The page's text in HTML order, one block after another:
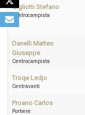
Gigliotti Stefano
Centrocampista
Danelli Matteo
Giuseppe
Centrocampista
Troqe Ledjo
Centravanti
Proano Carlos
Portiere